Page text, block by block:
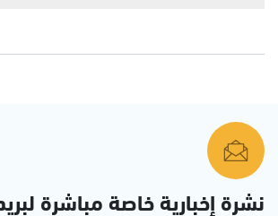
نشرة إخبارية خاصة مباشرة